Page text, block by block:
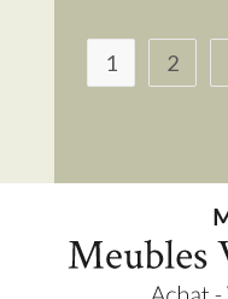
1 2